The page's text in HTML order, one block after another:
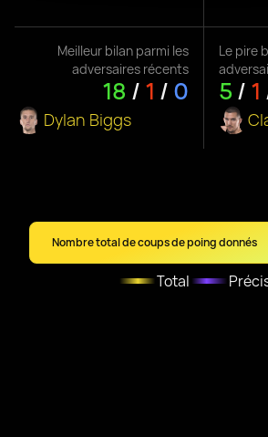
Meilleur bilan parmi les
adversaires récents
18 / 1 / 0
Dylan Biggs
Le pire
5/ 1
Nombre total de coups de poing donnés
Total